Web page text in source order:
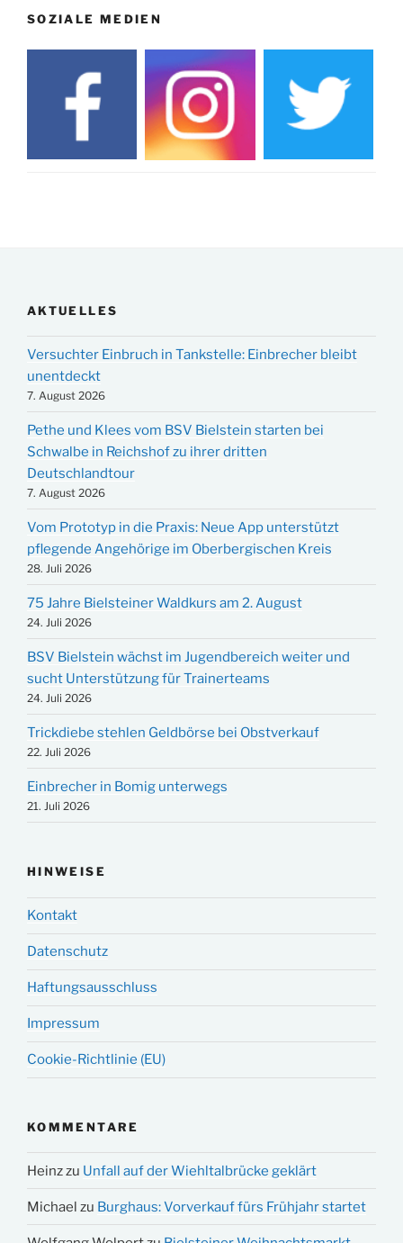
SOZIALE MEDIEN
AKTUELLES
Versuchter Einbruch in Tankstelle: Einbrecher bleibt
unentdeckt
7. August 2026
Pethe und Klees vom BSV Bielstein starten bei
Schwalbe in Reichshof zu ihrer dritten
Deutschlandtour
7. August 2026
Vom Prototyp in die Praxis: Neue App unterstützt
pflegende Angehörige im Oberbergischen Kreis
28. Juli 2026
75 Jahre Bielsteiner Waldkurs am 2. August
24. Juli 2026
BSV Bielstein wächst im Jugendbereich weiter und
sucht Unterstützung für Trainerteams
24. Juli 2026
Trickdiebe stehlen Geldbörse bei Obstverkauf
22. Juli 2026
Einbrecher in Bomig unterwegs
21. Juli 2026
HINWEISE
Kontakt
Datenschutz
Haftungsausschluss
Impressum
Cookie-Richtlinie (EU)
KOMMENTARE
Heinzzu Unfall auf der Wiehltalbrücke geklärt
Michael zu Burghaus: Vorverkauf fürs Frühjahr startet